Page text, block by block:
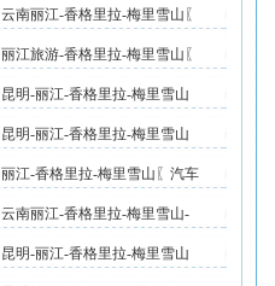
云南丽江-香格里拉-梅里雪山〖
丽江旅游-香格里拉-梅里雪山〖
昆明-丽江-香格里拉-梅里雪山
昆明-丽江-香格里拉-梅里雪山
丽江-香格里拉-梅里雪山〖汽车
云南丽江-香格里拉-梅里雪山-
昆明-丽江-香格里拉-梅里雪山